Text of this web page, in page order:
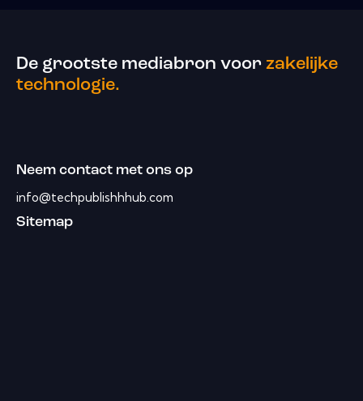
De grootste mediabron voor zakelijke
technologie.
Neem contact met ons op
info@techpublishhhub.com
Sitemap